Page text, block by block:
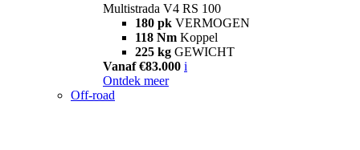
Multistrada V4 RS 100
180 pk VERMOGEN
118 Nm Koppel
225 kg GEWICHT
Vanaf €83.000 i
Ontdek meer
Off-road